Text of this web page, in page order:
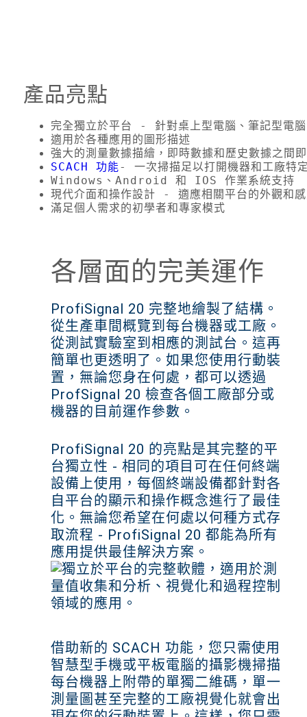
產品亮點
完全獨立於平台 - 針對桌上型電腦、筆記型電
適用於各種應用的圖形描述
強大的測量數據描繪，即時數據和歷史數據之間
SCACH 功能- 一次掃描足以打開機器和工廠特
Windows、Android 和 IOS 作業系統支持
現代介面和操作設計 - 適應相關平台的外觀和
滿足個人需求的初學者和專家模式
各層面的完美運作
ProfiSignal 20 完整地繪製了結構。
從生產車間概覽到每台機器或工廠。
從測試實驗室到相應的測試台。這再
簡單也更透明了。如果您使用行動裝
置，無論您身在何處，都可以透過
ProfSignal 20 檢查各個工廠部分或
機器的目前運作參數。
ProfiSignal 20 的亮點是其完整的平
台獨立性 - 相同的項目可在任何終端
設備上使用，每個終端設備都針對各
自平台的顯示和操作概念進行了最佳
化。無論您希望在何處以何種方式存
取流程 - ProfiSignal 20 都能為所有
應用提供最佳解決方案。
借助新的 SCACH 功能，您只需使用
智慧型手機或平板電腦的攝影機掃描
每台機器上附帶的單獨二維碼，單一
測量圖甚至完整的工廠視覺化就會出